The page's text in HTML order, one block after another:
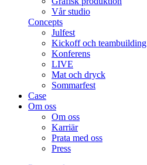
Vår studio
Concepts
Julfest
Kickoff och teambuilding
Konferens
LIVE
Mat och dryck
Sommarfest
Case
Om oss
Om oss
Karriär
Prata med oss
Press